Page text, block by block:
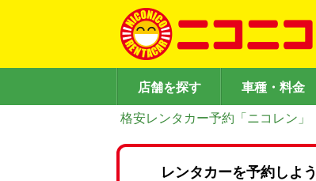
店舗を探す 車種・料金
格安レンタカー予約「ニコレン」
レンタカーを予約しよう